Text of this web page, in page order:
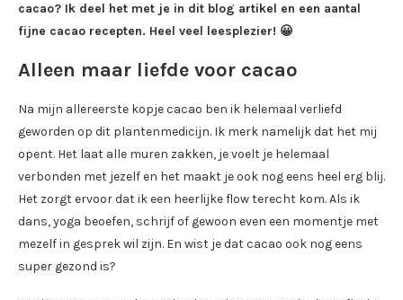
cacao? Ik deel het met je in dit blog artikel en een aantal
fijne cacao recepten. Heel veel leesplezier! 😀
Alleen maar liefde voor cacao
Na mijn allereerste kopje cacao ben ik helemaal verliefd
geworden op dit plantenmedicijn. Ik merk namelijk dat het mij
opent. Het laat alle muren zakken, je voelt je helemaal
verbonden met jezelf en het maakt je ook nog eens heel erg blij.
Het zorgt ervoor dat ik een heerlijke flow terecht kom. Als ik
dans, yoga beoefen, schrijf of gewoon even een momentje met
mezelf in gesprek wil zijn. En wist je dat cacao ook nog eens
super gezond is?